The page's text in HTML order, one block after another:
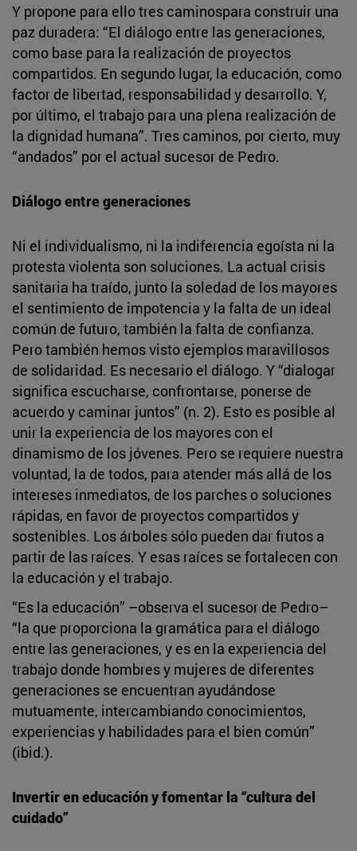
Y propone para ello tres caminospara construir una
paz duradera: “El diálogo entre las generaciones,
como base para la realización de proyectos
compartidos. En segundo lugar, la educación, como
factor de libertad, responsabilidad y desarrollo. Y,
por último, el trabajo para una plena realización de
la dignidad humana”. Tres caminos, por cierto, muy
“andados” por el actual sucesor de Pedro.
Diálogo entre generaciones
Ni el individualismo, ni la indiferencia egoísta ni la
protesta violenta son soluciones. La actual crisis
sanitaria ha traído, junto la soledad de los mayores
el sentimiento de impotencia y la falta de un ideal
común de futuro, también la falta de confianza.
Pero también hemos visto ejemplos maravillosos
de solidaridad. Es necesario el diálogo. Y “dialogar
significa escucharse, confrontarse, ponerse de
acuerdo y caminar juntos” (n. 2). Esto es posible al
unir la experiencia de los mayores con el
dinamismo de los jóvenes. Pero se requiere nuestra
voluntad, la de todos, para atender más allá de los
intereses inmediatos, de los parches o soluciones
rápidas, en favor de proyectos compartidos y
sostenibles. Los árboles sólo pueden dar frutos a
partir de las raíces. Y esas raíces se fortalecen con
la educación y el trabajo.
“Es la educación” –observa el sucesor de Pedro–
“la que proporciona la gramática para el diálogo
entre las generaciones, y es en la experiencia del
trabajo donde hombres y mujeres de diferentes
generaciones se encuentran ayudándose
mutuamente, intercambiando conocimientos,
experiencias y habilidades para el bien común”
(ibid.).
Invertir en educación y fomentar la “cultura del
cuidado”